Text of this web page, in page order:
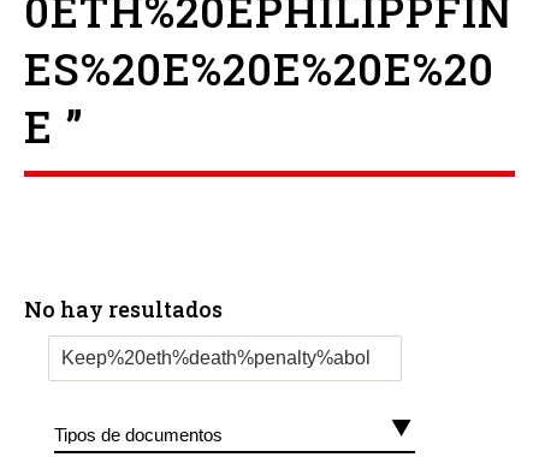
ES%20E%20E%20E%20
E ”
No hay resultados